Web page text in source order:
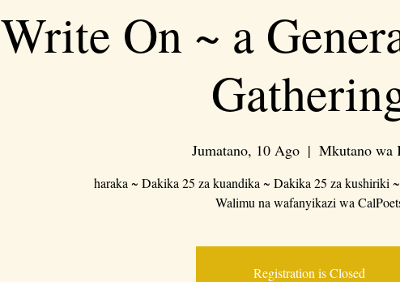
Write On ~ a
Jumatano, 10 Ago
  |
Mkutano wa
haraka ~ Dakika 25 za kuandika ~ Dakika 25 za kushiriki
Walimu na wafanyikazi wa
Registration is Closed